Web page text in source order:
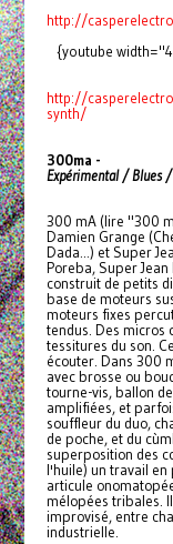
http://
{youtube
http://
synth/
300ma -
Expérimental / Blues
300 mA (lire "300
Damien Grange
Dada...) et Super
Poreba, Super Jean
construit de petits
base de moteurs
moteurs fixes
tendus. Des micros
tessitures du son.
écouter. Dans 300
avec brosse ou
tourne-vis, ballon
amplifiées, et
souffleur du duo,
de poche, et du
superposition des
l'huile) un travail en
articule
mélopées tribales.
improvisé, entre
industrielle.